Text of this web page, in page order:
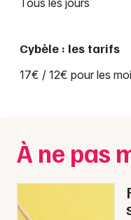
Tous les jours
Cybèle : les tarifs
17€ / 12€ pour les
À ne pas